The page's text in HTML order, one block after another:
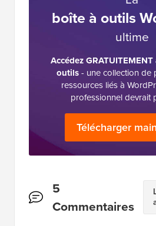
boîte à outils
ultime
Accédez
outils- une collection de
ressources liés à
professionnel devrait
Télécharger
Interactions
des
5
Commentaires